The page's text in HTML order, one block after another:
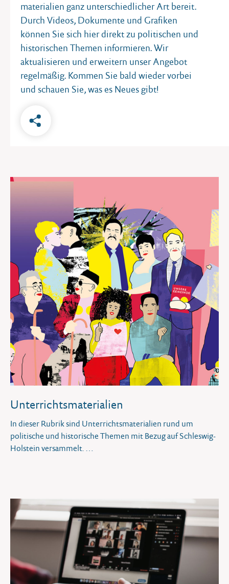
materialien ganz unterschiedlicher Art bereit.
Durch Videos, Dokumente und Grafiken
können Sie sich hier direkt zu politischen und
historischen Themen informieren. Wir
aktualisieren und erweitern unser Angebot
regelmäßig. Kommen Sie bald wieder vorbei
und schauen Sie, was es Neues gibt!
Unterrichtsmaterialien
In dieser Rubrik sind Unterrichtsmaterialien rund um
politische und historische Themen mit Bezug auf Schleswig-
Holstein versammelt.